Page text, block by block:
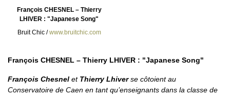
François CHESNEL – Thierry
LHIVER : "Japanese Song"
Bruit Chic /www.bruitchic.com
François CHESNEL – Thierry LHIVER : "Japanese Song"
François Chesnel et Thierry Lhiverse côtoient au
Conservatoire de Caen en tant qu’enseignants dans la classe de